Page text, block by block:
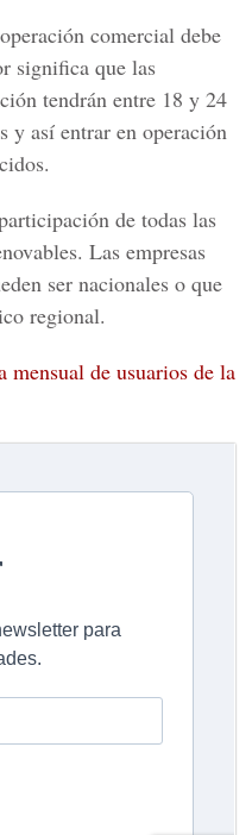
comercial debe
significa que las
tendrán entre 18 y 24
y así entrar en operación
de todas las
Las empresas
ser nacionales o que
regional.
mensual de usuarios de la